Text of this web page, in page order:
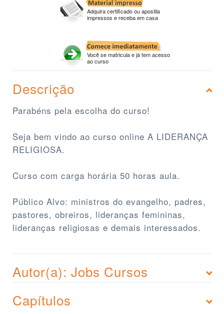
Adquira certificado ou apostila
impressos e receba em casa
Você se matricula e já tem acesso
ao curso
Descrição
Parabéns pela escolha do curso!
Seja bem vindo ao curso online A LIDERANÇA
RELIGIOSA.
Curso com carga horária 50 horas aula.
Público Alvo: ministros do evangelho, padres,
pastores, obreiros, lideranças femininas,
lideranças religiosas e demais interessados.
Autor(a): Jobs Cursos
Capítulos